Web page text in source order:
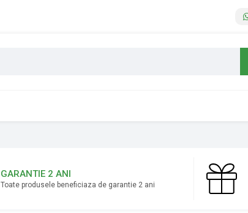
GARANTIE 2 ANI
Toate produsele beneficiaza de garantie 2 ani